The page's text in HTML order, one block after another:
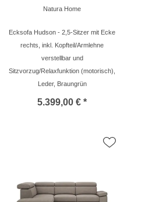
Natura Home
Ecksofa Hudson - 2,5-Sitzer mit Ecke
rechts, inkl. Kopfteil/Armlehne
verstellbar und
Sitzvorzug/Relaxfunktion (motorisch),
Leder, Braungrün
5.399,00 € *